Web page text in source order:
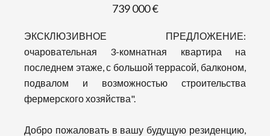
739 000 €
ЭКСКЛЮЗИВНОЕ ПРЕДЛОЖЕНИЕ:
очаровательная 3-комнатная квартира на
последнем этаже, с большой террасой, балконом,
подвалом и возможностью строительства
фермерского хозяйства".
Добро пожаловать в вашу будущую резиденцию,